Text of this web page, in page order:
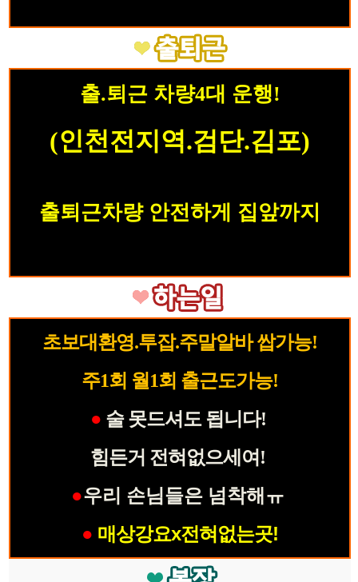
출.퇴근 차량4대 운행!
(인천전지역.검단.김포)
출퇴근차량 안전하게 집앞까지
초보대환영.투잡.주말알바 쌉가능!
주1회 월1회 출근도가능!
● 술 못드셔도 됩니다!
힘든거 전혀없으세여!
●우리 손님들은 넘착해ㅠ
● 매상강요x전혀없는곳!